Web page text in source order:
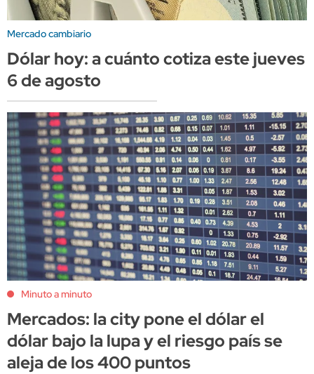
Mercado cambiario
Dólar hoy: a cuánto cotiza este jueves
6 de agosto
Minuto a minuto
Mercados: la city pone el dólar el
dólar bajo la lupa y el riesgo país se
aleja de los 400 puntos